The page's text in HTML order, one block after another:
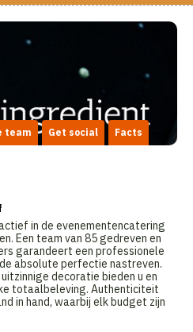
team Get social Facts
in de evenementencatering
Een team van 85 gedreven en
garandeert een professionele
absolute perfectie nastreven.
decoratie bieden u en
totaalbeleving. Authenticiteit
in hand, waarbij elk budget zijn